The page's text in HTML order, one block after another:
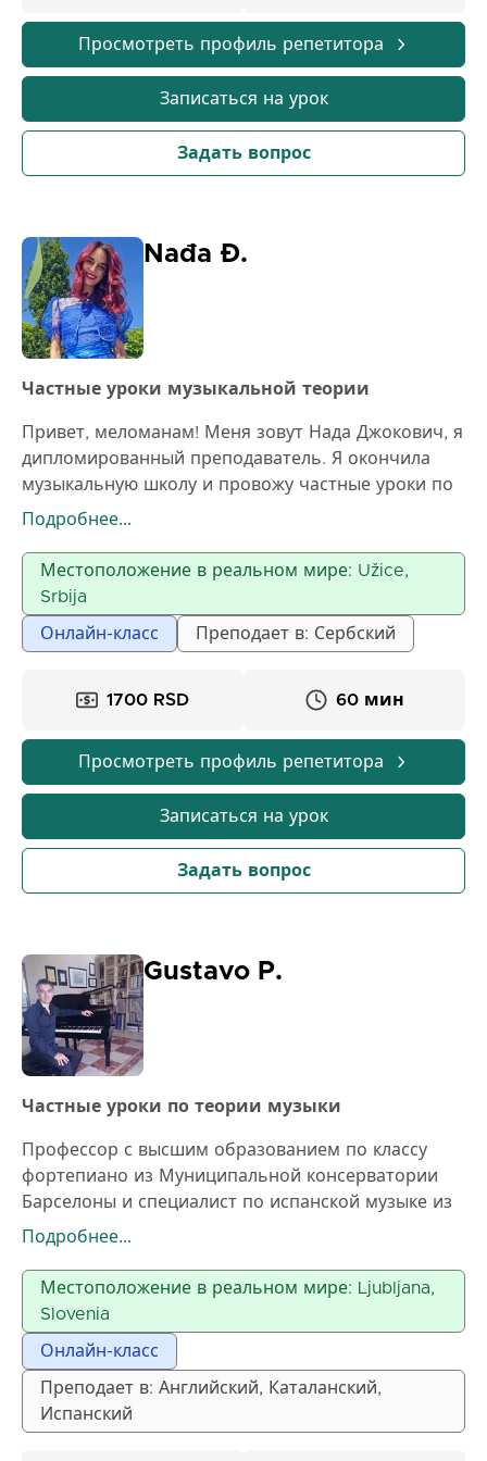
Мой другой опыт работы включает PACC и
несколько школ, а также другую работу.
Просмотреть профиль репетитора
Записаться на урок
Задать вопрос
Nađa Đ.
Частные уроки музыкальной теории
Привет, меломанам! Меня зовут Нада Джокович, я
дипломированный преподаватель. Я окончила
музыкальную школу и провожу частные уроки по
основам музыкальной грамотности. Если вы
основами одного из самых прекрасных видов
искусства в мире, свяжитесь со мной! 🎵
Подробнее...
Местоположение в реальном мире: Užice,
Srbija
Онлайн-класс Преподает в: Сербский
1700 RSD 60 мин
Просмотреть профиль репетитора
Записаться на урок
Задать вопрос
Gustavo P.
Частные уроки по теории музыки
Профессор с высшим образованием по классу
фортепиано из Муниципальной консерватории
Барселоны и специалист по испанской музыке из
Академии Маршалла, основанной Энрике
Ларроча.
Моя учебная программа очень полная и
прогрессивная. Мой метод преподавания
направлен на хорошее чтение нот с листа с
утонченной фортепианной техникой. Я также
специализируюсь на исправлении всего, что
связано с плохим обучением, такого как:
Подробнее...
Местоположение в реальном мире: Ljubljana,
Slovenia
Онлайн-класс
Преподает в: Английский, Каталанский,
Испанский